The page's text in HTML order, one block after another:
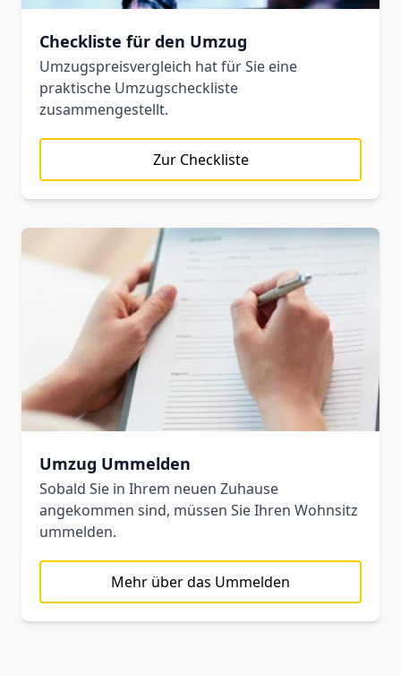
Checkliste für den Umzug
Umzugspreisvergleich hat für Sie eine
praktische Umzugscheckliste
zusammengestellt.
Zur Checkliste
Umzug Ummelden
Sobald Sie in Ihrem neuen Zuhause
angekommen sind, müssen Sie Ihren Wohnsitz
ummelden.
Mehr über das Ummelden